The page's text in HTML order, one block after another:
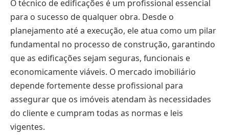
O técnico de edificações é um profissional essencial
para o sucesso de qualquer obra. Desde o
planejamento até a execução, ele atua como um pilar
fundamental no processo de construção, garantindo
que as edificações sejam seguras, funcionais e
economicamente viáveis. O mercado imobiliário
depende fortemente desse profissional para
assegurar que os imóveis atendam às necessidades
do cliente e cumpram todas as normas e leis
vigentes.